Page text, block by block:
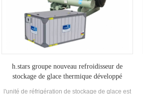
rendement et d'un évaporateur. L'unité est
contrôlée par un micro-ordinateur et équipée de
diverses fonctions de protection qui sont d'une
grande fiabilité et peuvent exercer la plus
grande efficacité dans les conditions de travail
réelles.
h.stars groupe nouveau refroidisseur de
stockage de glace thermique développé
l'unité de réfrigération de stockage de glace est